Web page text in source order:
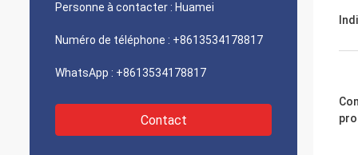
Personne à contacter : Huamei
Numéro de téléphone : +8613534178817
WhatsApp : +8613534178817
Contact